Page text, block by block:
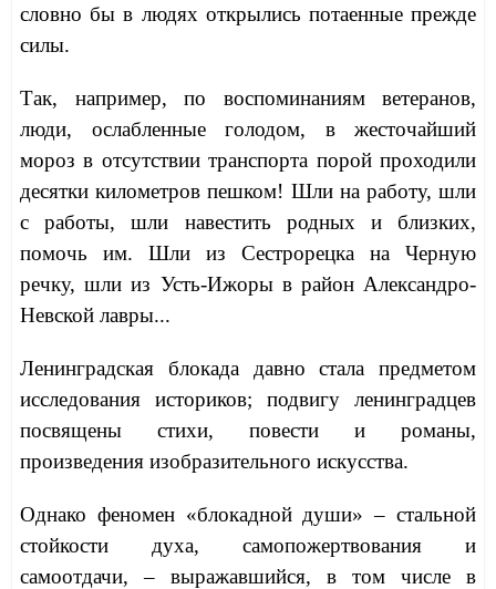
словно бы в людях открылись потаенные прежде
силы.
Так, например, по воспоминаниям ветеранов,
люди, ослабленные голодом, в жесточайший
мороз в отсутствии транспорта порой проходили
десятки километров пешком! Шли на работу, шли
с работы, шли навестить родных и близких,
помочь им. Шли из Сестрорецка на Черную
речку, шли из Усть-Ижоры в район Александро-
Невской лавры...
Ленинградская блокада давно стала предметом
исследования историков; подвигу ленинградцев
посвящены стихи, повести и романы,
произведения изобразительного искусства.
Однако феномен «блокадной души» – стальной
стойкости духа, самопожертвования и
самоотдачи, – выражавшийся, в том числе в